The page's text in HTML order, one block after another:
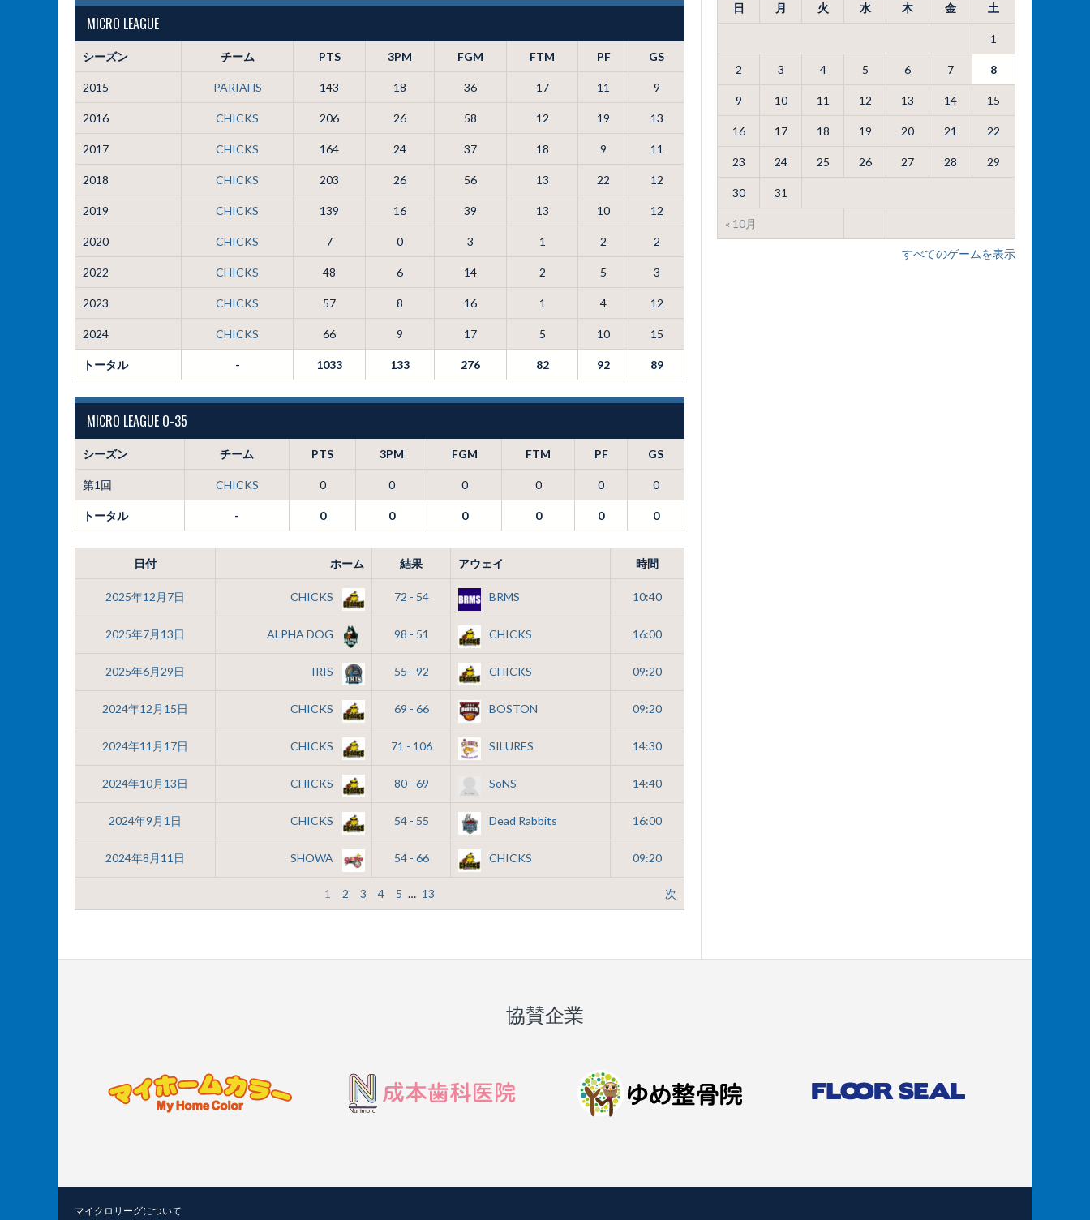
MICRO LEAGUE
シーズン チーム PTS 3PM FGM FTM PF GS
2015 PARIAHS 143 18 36 17 11 9
2016 CHICKS 206 26 58 12 19 13
2017 CHICKS 164 24 37 18 9 11
2018 CHICKS 203 26 56 13 22 12
2019 CHICKS 139 16 39 13 10 12
2020 CHICKS 7 0 3 1 2 2
2022 CHICKS 48 6 14 2 5 3
2023 CHICKS 57 8 16 1 4 12
2024 CHICKS 66 9 17 5 10 15
トータル - 1033 133 276 82 92 89
MICRO LEAGUE O-35
シーズン チーム PTS 3PM FGM FTM PF GS
第1回 CHICKS 0 0 0 0 0 0
トータル - 0 0 0 0 0 0
日付 ホーム 結果 アウェイ 時間
2025年12月7日 CHICKS 72 - 54 BRMS 10:40
2025年7月13日 ALPHA DOG 98 - 51 CHICKS 16:00
2025年6月29日 IRIS 55 - 92 CHICKS 09:20
2024年12月15日 CHICKS 69 - 66 BOSTON 09:20
2024年11月17日 CHICKS 71 - 106 SILURES 14:30
2024年10月13日 CHICKS 80 - 69 SoNS 14:40
2024年9月1日 CHICKS 54 - 55 Dead Rabbits 16:00
2024年8月11日 SHOWA 54 - 66 CHICKS 09:20
1 2 3 4 5 … 13 次
日 月 火 水 木 金 土
« 10月
1
2 3 4 5 6 7 8
9 10 11 12 13 14 15
16 17 18 19 20 21 22
23 24 25 26 27 28 29
30 31
すべてのゲームを表示
協賛企業
マイクロリーグについて